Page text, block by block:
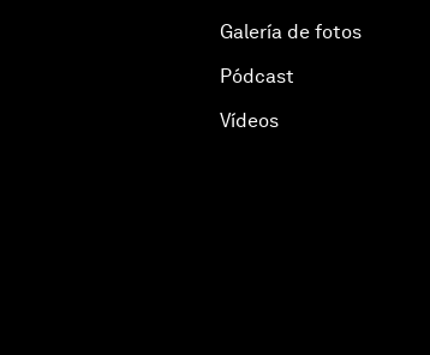
Galería de fotos
Pódcast
Vídeos